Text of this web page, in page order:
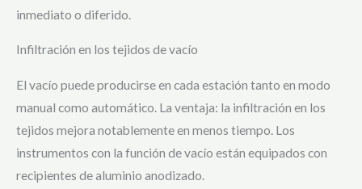
inmediato o diferido.
Infiltración en los tejidos de vacío
El vacío puede producirse en cada estación tanto en modo
manual como automático. La ventaja: la infiltración en los
tejidos mejora notablemente en menos tiempo. Los
instrumentos con la función de vacío están equipados con
recipientes de aluminio anodizado.